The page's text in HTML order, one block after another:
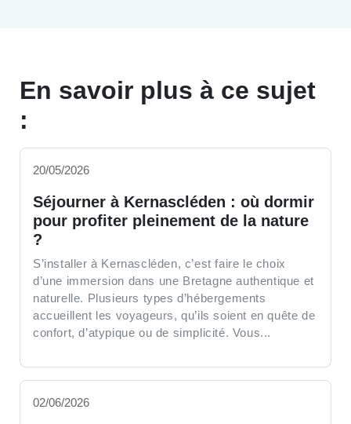
En savoir plus à ce sujet
:
20/05/2026
Séjourner à Kernascléden : où dormir
pour profiter pleinement de la nature
?
S’installer à Kernascléden, c’est faire le choix
d’une immersion dans une Bretagne authentique et
naturelle. Plusieurs types d’hébergements
accueillent les voyageurs, qu’ils soient en quête de
confort, d’atypique ou de simplicité. Vous...
02/06/2026